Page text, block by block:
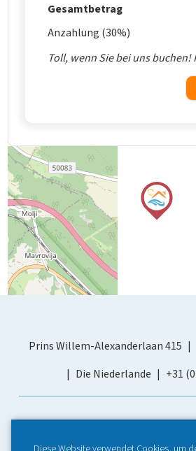
Gesamtbetrag
Anzahlung (30%)
Toll, wenn Sie bei uns buchen!
Prins Willem-Alexanderlaan 415
Die Niederlande
+31